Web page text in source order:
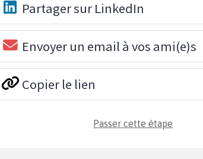
Partager sur LinkedIn
Envoyer un email à vos ami(e)s
Copier le lien
Passer cette étape